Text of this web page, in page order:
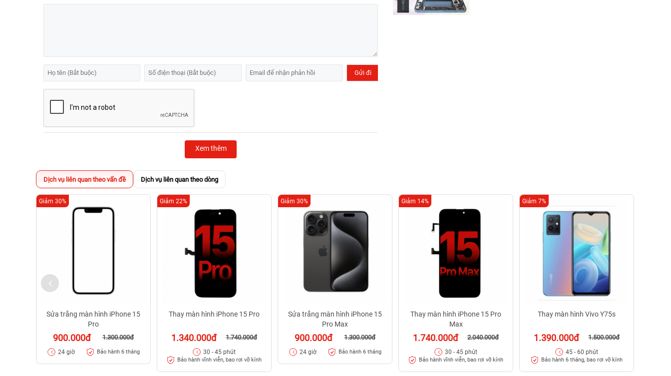
Xem thêm
Dịch vụ liên quan theo vấn đề Dịch vụ liên quan theo dòng
Sửa trắng màn hình iPhone 15
Pro
900.000đ 1.300.000đ
Giảm 30%
24 giờ Bảo hành 6 tháng
Thay màn hình iPhone 15 Pro
1.340.000đ 1.740.000đ
Giảm 22%
30 - 45 phút
Bảo hành vĩnh viễn, bao rơi vỡ kính
Sửa trắng màn hình iPhone 15
Pro Max
900.000đ 1.300.000đ
Giảm 30%
24 giờ Bảo hành 6 tháng
Thay màn hình iPhone 15 Pro
Max
1.740.000đ 2.040.000đ
Giảm 14%
30 - 45 phút
Bảo hành vĩnh viễn, bao rơi vỡ kính
Thay màn hình Vivo Y75s
1.390.000đ 1.500.000đ
Giảm 7%
45 - 60 phút
Bảo hành 6 tháng, bao rơi vỡ kính